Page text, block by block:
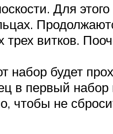
Для
витков.
набор будет
в первый набор
чтобы не